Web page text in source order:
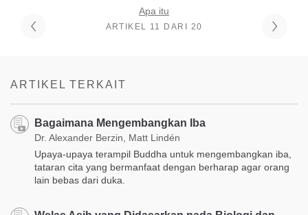
Apa itu
ARTIKEL 11 DARI 20
ARTIKEL TERKAIT
Bagaimana Mengembangkan Iba
Dr. Alexander Berzin, Matt Lindén
Upaya-upaya terampil Buddha untuk mengembangkan iba,
tataran cita yang bermanfaat dengan berharap agar orang
lain bebas dari duka.